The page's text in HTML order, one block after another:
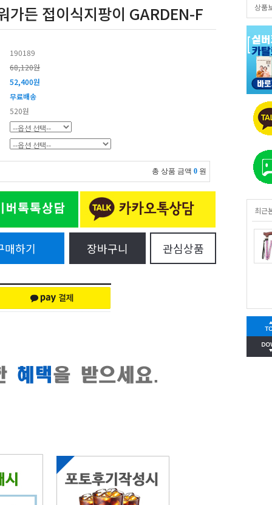
상품
최근
가든 접이식지팡이 GARDEN-F
190189
68,120원
52,400원
무료배송
520원
총 상품 금액 0 원
매하기 장바구니 관심상품